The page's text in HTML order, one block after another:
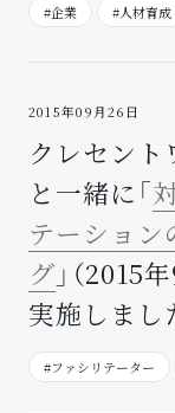
#企業 #人材育成
2015年09月26日
クレセント
と一緒に「
テーション
グ 」（2015
実施しまし
#ファシリテーター